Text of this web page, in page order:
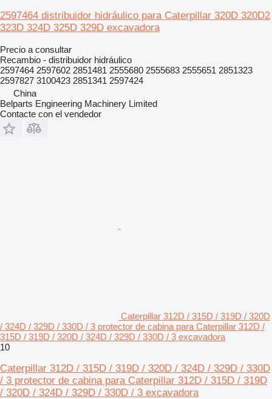
2597464 distribuidor hidráulico para Caterpillar 320D 320D2
323D 324D 325D 329D excavadora
Precio a consultar
Recambio - distribuidor hidráulico
2597464 2597602 2851481 2555680 2555683 2555651 2851323
2597827 3100423 2851341 2597424
China
Belparts Engineering Machinery Limited
Contacte con el vendedor
Caterpillar 312D / 315D / 319D / 320D
/ 324D / 329D / 330D / 3 protector de cabina para Caterpillar 312D /
315D / 319D / 320D / 324D / 329D / 330D / 3 excavadora
10
Caterpillar 312D / 315D / 319D / 320D / 324D / 329D / 330D
/ 3 protector de cabina para Caterpillar 312D / 315D / 319D
/ 320D / 324D / 329D / 330D / 3 excavadora